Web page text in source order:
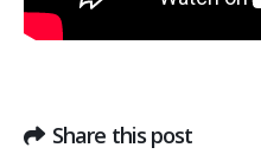
Share this post